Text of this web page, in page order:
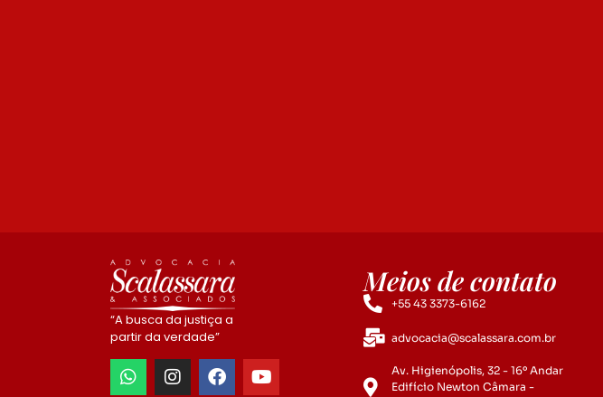
“A busca da justiça a
partir da verdade”
Meios de contato
+55 43 3373-6162
advocacia@scalassara.com.br
Av. Higienópolis, 32 - 16º Andar
Edifício Newton Câmara -